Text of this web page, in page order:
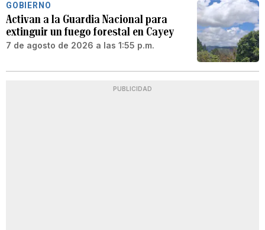
GOBIERNO
Activan a la Guardia Nacional para
extinguir un fuego forestal en Cayey
7 de agosto de 2026 a las 1:55 p.m.
PUBLICIDAD